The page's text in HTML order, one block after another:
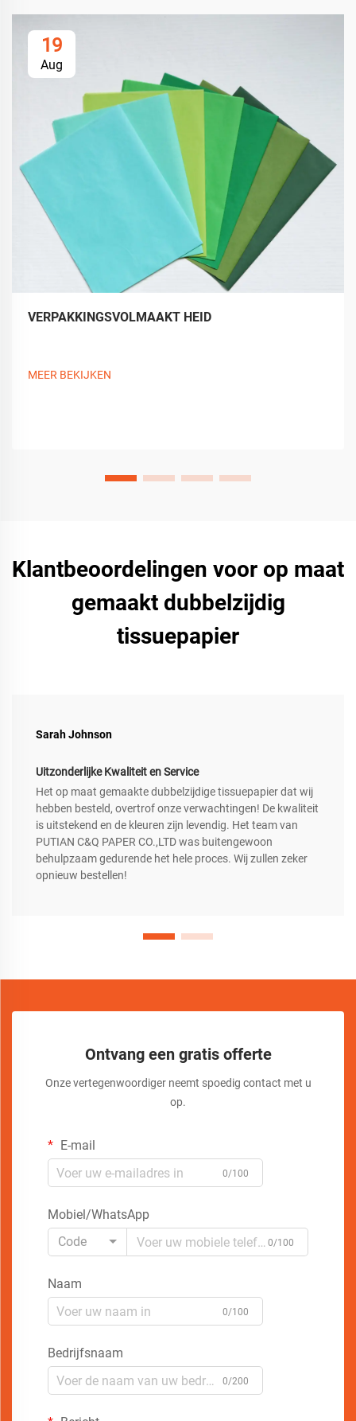
19
Aug
VERPAKKINGSVOLMAAKT HEID
MEER BEKIJKEN
Klantbeoordelingen voor op maat
gemaakt dubbelzijdig
tissuepapier
Sarah Johnson
Uitzonderlijke Kwaliteit en Service
Het op maat gemaakte dubbelzijdige tissuepapier dat wij
hebben besteld, overtrof onze verwachtingen! De kwaliteit
is uitstekend en de kleuren zijn levendig. Het team van
PUTIAN C&Q PAPER CO.,LTD was buitengewoon
behulpzaam gedurende het hele proces. Wij zullen zeker
opnieuw bestellen!
Ontvang een gratis offerte
Onze vertegenwoordiger neemt spoedig contact met u
op.
E-mail
0/100
Mobiel/WhatsApp
Code
0/100
Naam
0/100
Bedrijfsnaam
0/200